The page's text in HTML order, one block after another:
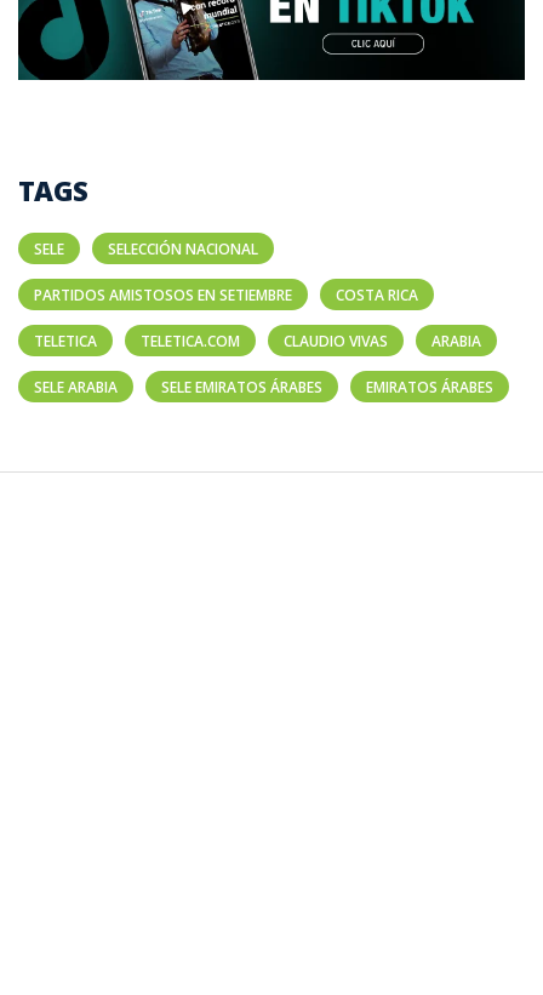
TAGS
SELE SELECCIÓN NACIONAL
PARTIDOS AMISTOSOS EN SETIEMBRE COSTA RICA
TELETICA TELETICA.COM CLAUDIO VIVAS ARABIA
SELE ARABIA SELE EMIRATOS ÁRABES EMIRATOS ÁRABES